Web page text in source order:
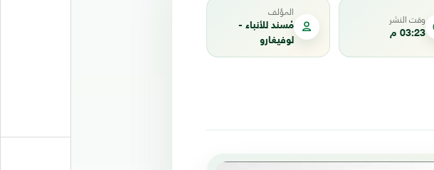
وقت النشر
03:23 م
المؤلف
مُسند للأنباء -
لوفيغارو